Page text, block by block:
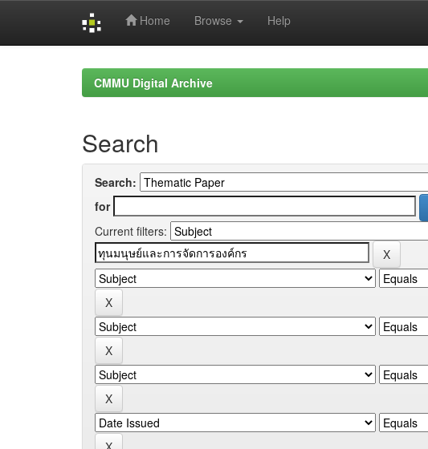
Home Browse Help
CMMU Digital Archive
Search
Search:
for
Current filters: